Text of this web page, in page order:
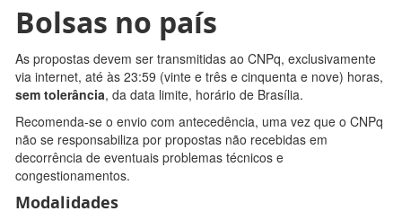
Bolsas no país
As propostas devem ser transmitidas ao CNPq, exclusivamente
via internet, até às 23:59 (vinte e três e cinquenta e nove) horas,
sem tolerância, da data limite, horário de Brasília.
Recomenda-se o envio com antecedência, uma vez que o CNPq
não se responsabiliza por propostas não recebidas em
decorrência de eventuais problemas técnicos e
congestionamentos.
Modalidades